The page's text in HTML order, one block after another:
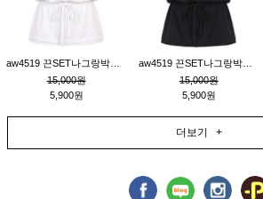
15,000원
5,900원
15,000원
5,900원
더보기 +